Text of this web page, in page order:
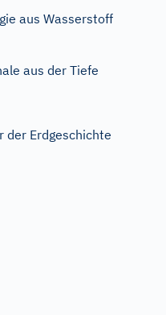
aus Wasserstoff
aus der Tiefe
der Erdgeschichte